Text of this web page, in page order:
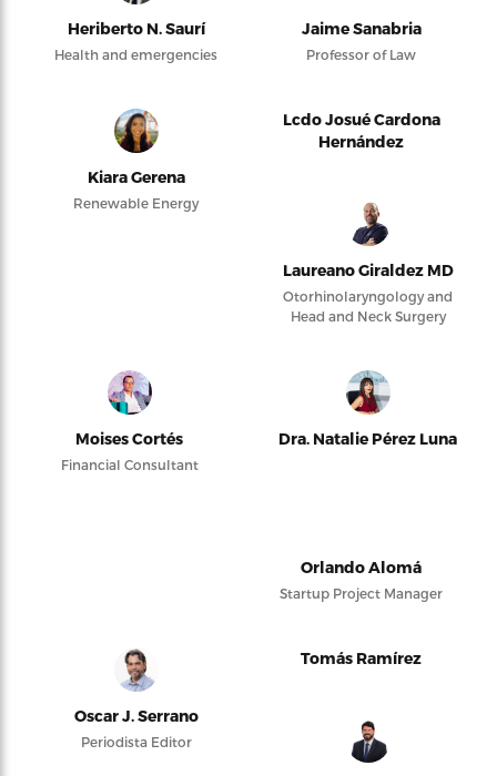
Heriberto N. Saurí
Health and emergencies
Jaime Sanabria
Professor of Law
Kiara Gerena
Renewable Energy
Lcdo Josué Cardona
Hernández
Laureano Giraldez MD
Otorhinolaryngology and
Head and Neck Surgery
Moises Cortés
Financial Consultant
Dra. Natalie Pérez Luna
Orlando Alomá
Startup Project Manager
Oscar J. Serrano
Periodista Editor
Tomás Ramírez